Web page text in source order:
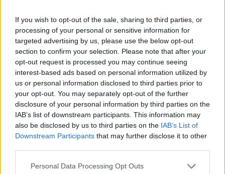
If you wish to opt-out of the sale, sharing to third parties, or
processing of your personal or sensitive information for
targeted advertising by us, please use the below opt-out
section to confirm your selection. Please note that after your
opt-out request is processed you may continue seeing
interest-based ads based on personal information utilized by
us or personal information disclosed to third parties prior to
your opt-out. You may separately opt-out of the further
disclosure of your personal information by third parties on the
IAB’s list of downstream participants. This information may
also be disclosed by us to third parties on the IAB’s List of
Downstream Participants that may further disclose it to other
Personal Data Processing Opt Outs
Jette er uddannet i kunsthistorie fra Københavns
Universitet og i dansk og uddannelsesstudier fra
Islands Universitet. Tidligere har hun skrevet en
række forskellige undervisningsbøger.
I dag arbejder hun ikke som underviser længere,
og for nogle år siden fik hun lyst til at kaste sig ud i
at skrive på en helt anden måde. Det blev til
debutromanen ”Sådan én ræven har skidt”, der
kom på gaden for to år siden.
Bogen handlede om Edith, som man møder første
Del artikel